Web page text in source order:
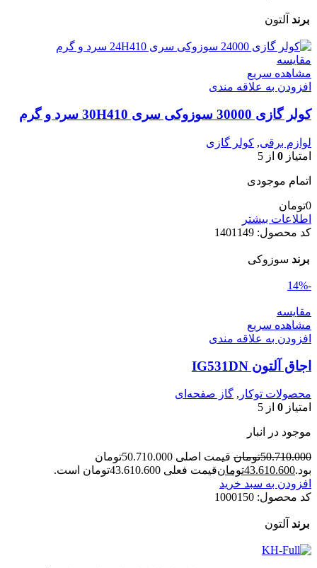
برند آلتون
مقایسه
مشاهده سریع
افزودن به علاقه مندی
کولر گازی 30000 سوزوکی سری 30H410 سرد و گرم
لوازم برقی, کولر گازی
امتیاز 0 از 5
اتمام موجودی
0تومان
اطلاعات بیشتر
کد محصول: 1401149
برند سوزوکی
-14%
مقایسه
مشاهده سریع
افزودن به علاقه مندی
اجاق آلتون IG531DN
محصولات توکار , گاز صفحه‌ای
امتیاز 0 از 5
موجود در انبار
50.710.000تومان
قیمت اصلی 50.710.000تومان
بود.43.610.600تومانقیمت فعلی 43.610.600تومان است.
افزودن به سبد خرید
کد محصول: 1000150
برند آلتون